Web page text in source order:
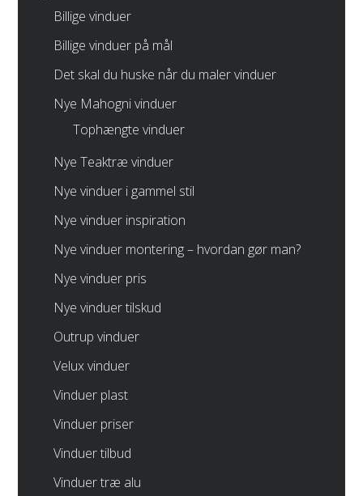
Billige vinduer
Billige vinduer på mål
Det skal du huske når du maler vinduer
Nye Mahogni vinduer
Tophængte vinduer
Nye Teaktræ vinduer
Nye vinduer i gammel stil
Nye vinduer inspiration
Nye vinduer montering – hvordan gør man?
Nye vinduer pris
Nye vinduer tilskud
Outrup vinduer
Velux vinduer
Vinduer plast
Vinduer priser
Vinduer tilbud
Vinduer træ alu